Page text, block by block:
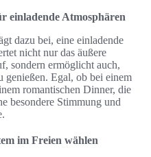
einladende Atmosphären
dazu bei, eine einladende
nicht nur das äußere
sondern ermöglicht auch,
genießen. Egal, ob bei einem
romantischen Dinner, die
besondere Stimmung und
im Freien wählen